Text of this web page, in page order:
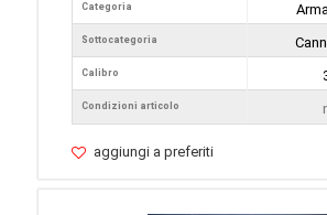
Categoria
Sottocategoria
Calibro
Condizioni articolo
aggiungi a preferiti